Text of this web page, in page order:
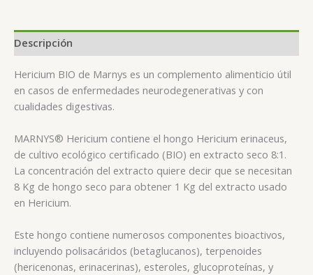
Descripción
Hericium BIO de Marnys es un complemento alimenticio útil
en casos de enfermedades neurodegenerativas y con
cualidades digestivas.
MARNYS® Hericium contiene el hongo Hericium erinaceus,
de cultivo ecológico certificado (BIO) en extracto seco 8:1.
La concentración del extracto quiere decir que se necesitan
8 Kg de hongo seco para obtener 1 Kg del extracto usado
en Hericium.
Este hongo contiene numerosos componentes bioactivos,
incluyendo polisacáridos (betaglucanos), terpenoides
(hericenonas, erinacerinas), esteroles, glucoproteínas, y